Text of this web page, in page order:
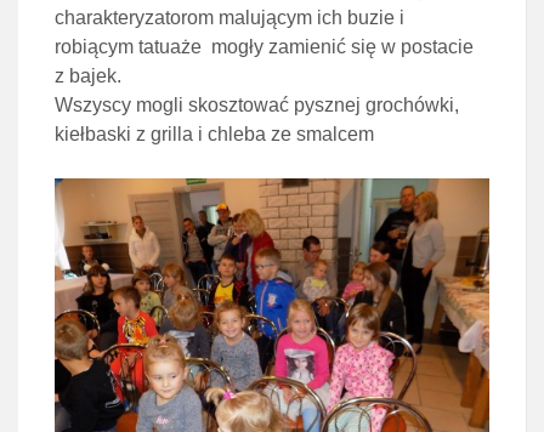
charakteryzatorom malującym ich buzie i
robiącym tatuaże mogły zamienić się w postacie
z bajek.
Wszyscy mogli skosztować pysznej grochówki,
kiełbaski z grilla i chleba ze smalcem